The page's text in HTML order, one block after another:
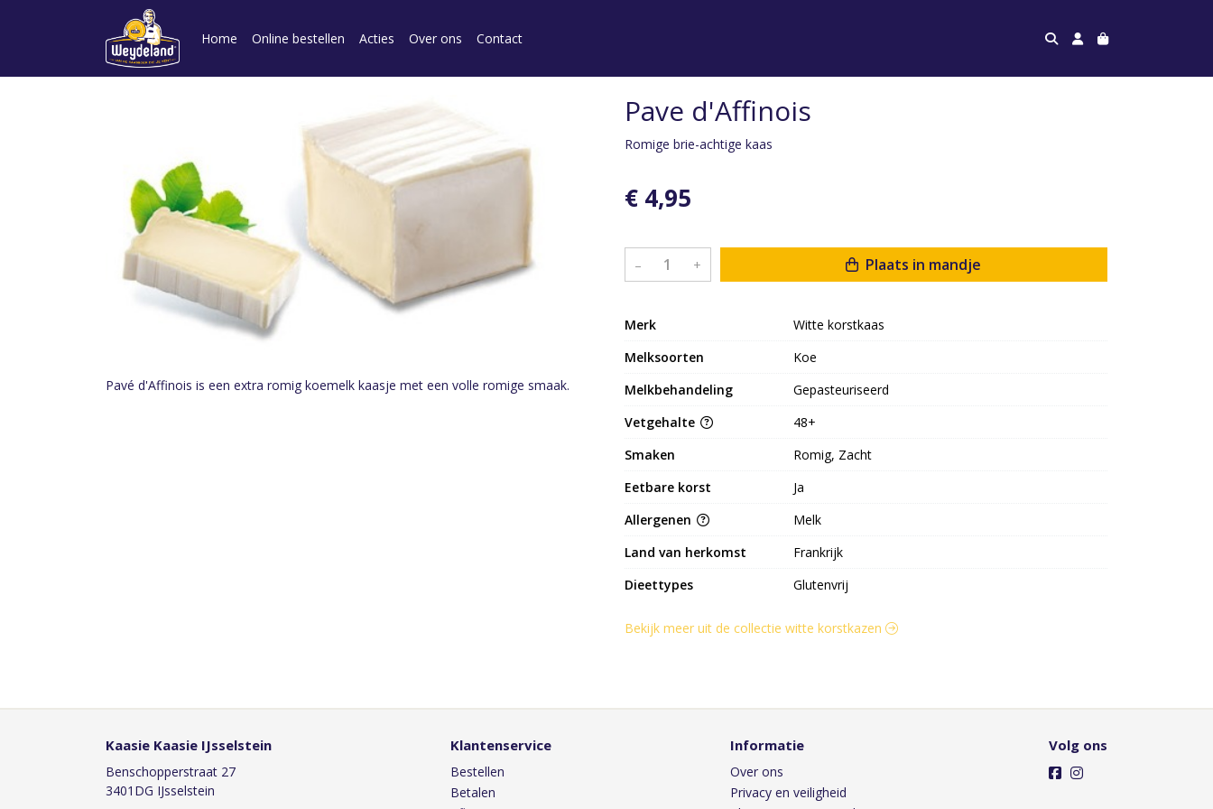
Home Online bestellen Acties Over ons Contact
Pavé d'Affinois is een extra romig koemelk kaasje met een volle romige smaak.
Pave d'Affinois
Romige brie-achtige kaas
€ 4,95
– + Plaats in mandje
Merk
Witte korstkaas
Melksoorten
Koe
Melkbehandeling
Gepasteuriseerd
Vetgehalte
48+
Smaken
Romig, Zacht
Eetbare korst
Ja
Allergenen
Melk
Land van herkomst
Frankrijk
Dieettypes
Glutenvrij
Bekijk meer uit de collectie witte korstkazen
Kaasie Kaasie IJsselstein
Benschopperstraat 27
3401DG IJsselstein
Klantenservice
Bestellen
Betalen
Informatie
Over ons
Privacy en veiligheid
Volg ons